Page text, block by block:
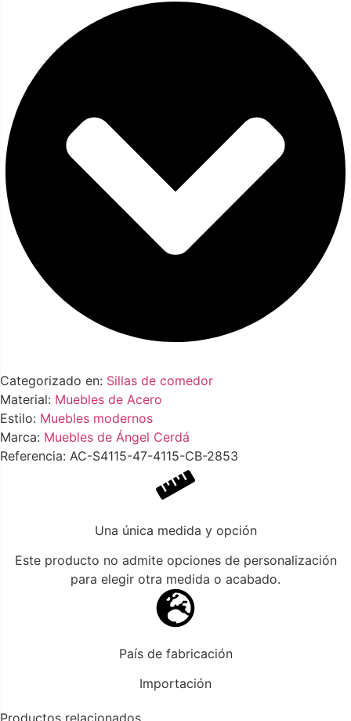
Categorizado en: Sillas de comedor
Material: Muebles de Acero
Estilo: Muebles modernos
Marca: Muebles de Ángel Cerdá
Referencia: AC-S4115-47-4115-CB-2853
Una única medida y opción
Este producto no admite opciones de personalización
para elegir otra medida o acabado.
País de fabricación
Importación